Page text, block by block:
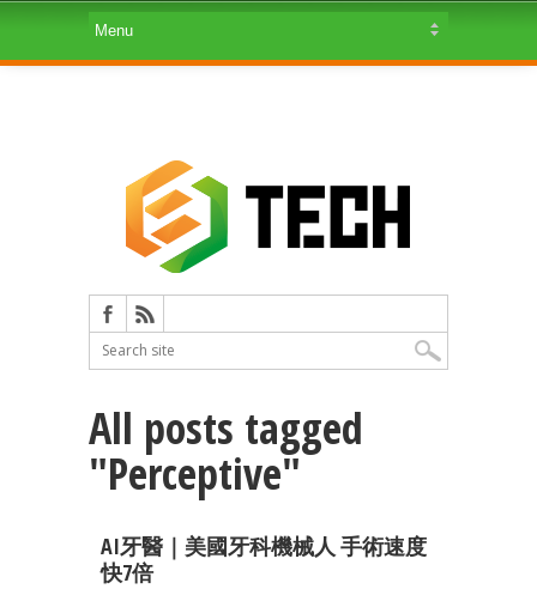
All posts tagged
"Perceptive"
AI牙醫｜美國牙科機械人 手術速度
快7倍